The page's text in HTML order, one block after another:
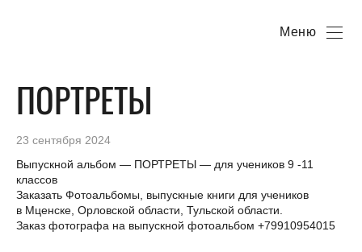
Меню
ПОРТРЕТЫ
23 сентября 2024
Выпускной альбом — ПОРТРЕТЫ — для учеников 9 -11
классов
Заказать Фотоальбомы, выпускные книги для учеников
в Мценске, Орловской области, Тульской области.
Заказ фотографа на выпускной фотоальбом +79910954015